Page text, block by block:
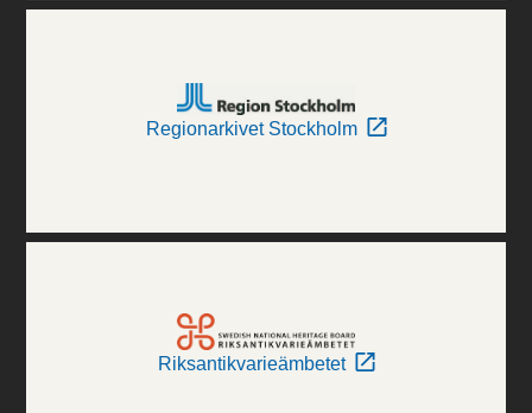
Regionarkivet Stockholm
Riksantikvarieämbetet